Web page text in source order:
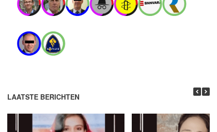
LAATSTE BERICHTEN